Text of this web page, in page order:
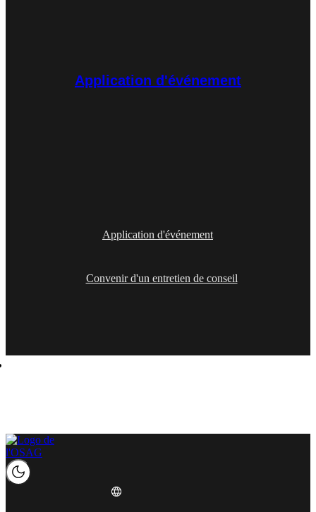
Application d'événement
Application d'événement
Convenir d'un entretien de conseil